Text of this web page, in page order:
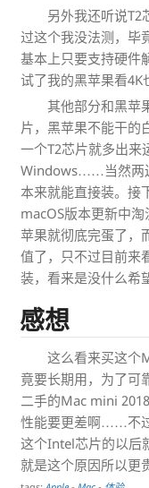
另外我还听说T2
过这个我没法测，毕
基本上只要支持硬件
试了我的黑苹果看4K
其他部分和黑苹
片，黑苹果不能干的
一个T2芯片就多出来
Windows……当然两
本来就能直接装。接
macOS版本更新中
苹果就彻底完蛋了，
值了，只不过目前来
装，看来是没什么希
感想
这么看来买这个
竟要长期用，为了可
二手的Mac mini
性能要更差啊……不
这个Intel芯片的以后
就是这个原因所以更